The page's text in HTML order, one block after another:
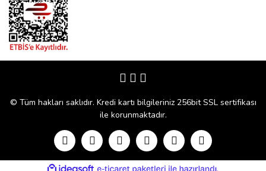
© Tüm hakları saklıdır. Kredi kartı bilgileriniz 256bit SSL sertifikası
ile korunmaktadır.
ideasoft e-